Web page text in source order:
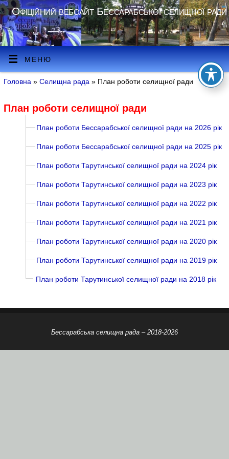
Офіційний вебсайт Бессарабської селищної ради
МЕНЮ
Головна »Селищна рада» План роботи селищної ради
План роботи селищної ради
План роботи Бессарабської селищної ради на 2026 рік
План роботи Бессарабської селищної ради на 2025 рік
План роботи Тарутинської селищної ради на 2024 рік
План роботи Тарутинської селищної ради на 2023 рік
План роботи Тарутинської селищної ради на 2022 рік
План роботи Тарутинської селищної ради на 2021 рік
План роботи Тарутинської селищної ради на 2020 рік
План роботи Тарутинської селищної ради на 2019 рік
План роботи Тарутинської селищної ради на 2018 рік
Бессарабська селищна рада – 2018-2026